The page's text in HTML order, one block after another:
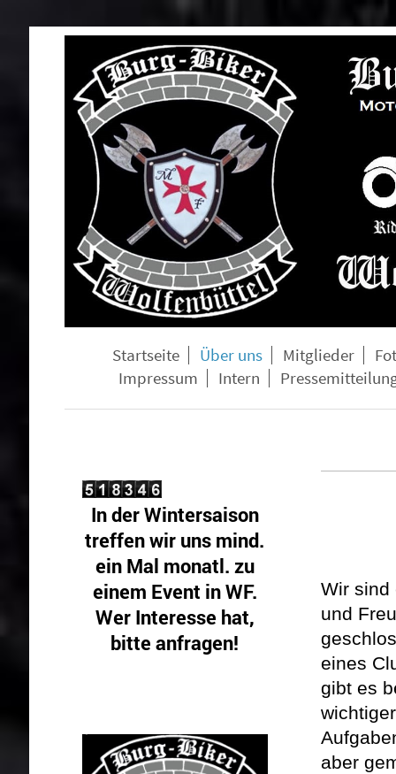
Startseite Über uns Mitglieder
Impressum
Intern
Wir sind
und
eines
gibt es
aber
In der Wintersaison
treffen wir uns mind.
ein Mal monatl. zu
einem Event in WF.
Wer Interesse hat,
bitte anfragen!